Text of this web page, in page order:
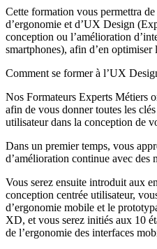
Cette formation vous permettra
d’ergonomie et d’UX Design
conception ou l’amélioration
smartphones), afin d’en
Comment se former à l’UX
Nos Formateurs Experts Métiers
afin de vous donner toutes les
utilisateur dans la conception de
Dans un premier temps, vous
d’amélioration continue avec des
Vous serez ensuite introduit aux
conception centrée utilisateur,
d’ergonomie mobile et le
XD, et vous serez initiés aux 10
de l’ergonomie des interfaces